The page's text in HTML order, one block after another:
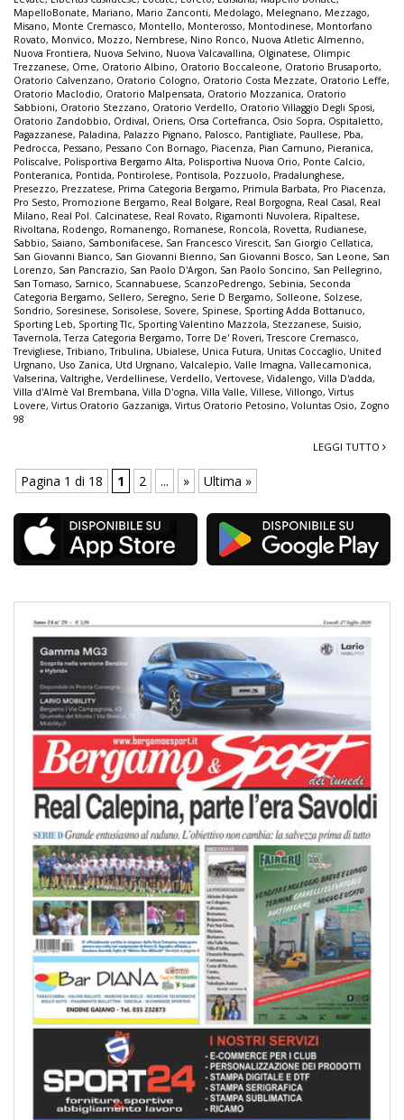
MapelloBonate, Mariano, Mario Zanconti, Medolago, Melegnano, Mezzago,
Misano, Monte Cremasco, Montello, Monterosso, Montodinese, Montorfano
Rovato, Monvico, Mozzo, Nembrese, Nino Ronco, Nuova Atletic Almenno,
Nuova Frontiera, Nuova Selvino, Nuova Valcavallina, Olginatese, Olimpic
Trezzanese, Ome, Oratorio Albino, Oratorio Boccaleone, Oratorio Brusaporto,
Oratorio Calvenzano, Oratorio Cologno, Oratorio Costa Mezzate, Oratorio Leffe,
Oratorio Maclodio, Oratorio Malpensata, Oratorio Mozzanica, Oratorio
Sabbioni, Oratorio Stezzano, Oratorio Verdello, Oratorio Villaggio Degli Sposi,
Oratorio Zandobbio, Ordival, Oriens, Orsa Cortefranca, Osio Sopra, Ospitaletto,
Pagazzanese, Paladina, Palazzo Pignano, Palosco, Pantigliate, Paullese, Pba,
Pedrocca, Pessano, Pessano Con Bornago, Piacenza, Pian Camuno, Pieranica,
Poliscalve, Polisportiva Bergamo Alta, Polisportiva Nuova Orio, Ponte Calcio,
Ponteranica, Pontida, Pontirolese, Pontisola, Pozzuolo, Pradalunghese,
Presezzo, Prezzatese, Prima Categoria Bergamo, Primula Barbata, Pro Piacenza,
Pro Sesto, Promozione Bergamo, Real Bolgare, Real Borgogna, Real Casal, Real
Milano, Real Pol. Calcinatese, Real Rovato, Rigamonti Nuvolera, Ripaltese,
Rivoltana, Rodengo, Romanengo, Romanese, Roncola, Rovetta, Rudianese,
Sabbio, Saiano, Sambonifacese, San Francesco Virescit, San Giorgio Cellatica,
San Giovanni Bianco, San Giovanni Bienno, San Giovanni Bosco, San Leone, San
Lorenzo, San Pancrazio, San Paolo D'Argon, San Paolo Soncino, San Pellegrino,
San Tomaso, Sarnico, Scannabuese, ScanzoPedrengo, Sebinia, Seconda
Categoria Bergamo, Sellero, Seregno, Serie D Bergamo, Solleone, Solzese,
Sondrio, Soresinese, Sorisolese, Sovere, Spinese, Sporting Adda Bottanuco,
Sporting Leb, Sporting Tlc, Sporting Valentino Mazzola, Stezzanese, Suisio,
Tavernola,Terza Categoria Bergamo,Torre De' Roveri,Trescore Cremasco,
Trevigliese,Tribiano,Tribulina, Ubialese, Unica Futura, Unitas Coccaglio, United
Urgnano, Uso Zanica, Utd Urgnano, Valcalepio, Valle Imagna, Vallecamonica,
Valserina, Valtrighe, Verdellinese, Verdello, Vertovese, Vidalengo, Villa D'adda,
Villa d'Almè Val Brembana, Villa D'ogna, Villa Valle, Villese, Villongo, Virtus
Lovere, Virtus Oratorio Gazzaniga, Virtus Oratorio Petosino, Voluntas Osio, Zogno
98
LEGGI TUTTO
Pagina 1 di 18 1 2 ... » Ultima »